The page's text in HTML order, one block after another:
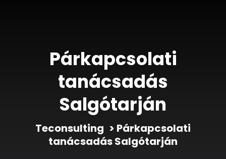
Párkapcsolati
tanácsadás
Salgótarján
Teconsulting > Párkapcsolati
tanácsadás Salgótarján